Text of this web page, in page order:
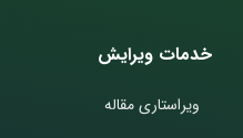
خدمات ویرایش
ویراستاری مقاله